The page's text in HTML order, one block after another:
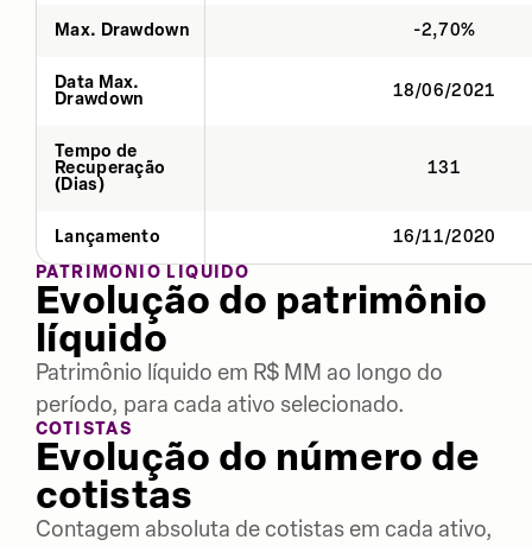
Max. Drawdown -2,70%
Data Max.
Drawdown
18/06/2021
Tempo de
Recuperação
(Dias)
131
Lançamento
16/11/2020
PATRIMÔNIO LÍQUIDO
Evolução do patrimônio
líquido
Patrimônio líquido em R$ MM ao longo do
período, para cada ativo selecionado.
COTISTAS
Evolução do número de
cotistas
Contagem absoluta de cotistas em cada ativo,